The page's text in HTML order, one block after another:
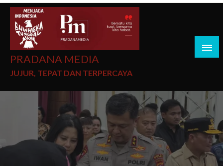
PRADANA MEDIA
JUJUR, TEPAT DAN TERPERCAYA